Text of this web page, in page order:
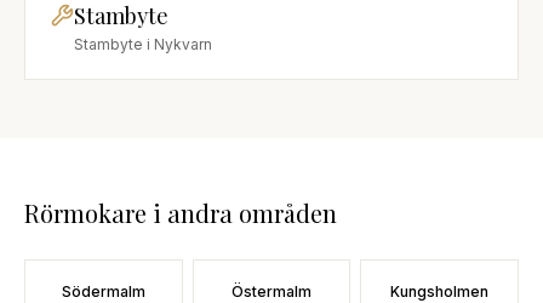
Stambyte
Stambyte i Nykvarn
Rörmokare i andra områden
Södermalm Östermalm Kungsholmen